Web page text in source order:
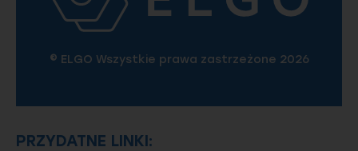
© ELGO Wszystkie prawa zastrzeżone 2026
PRZYDATNE LINKI: